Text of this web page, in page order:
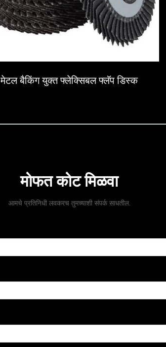
मेटल बैकिंग युक्त फ्लेक्सिबल फ्लॅप डिस्क
मोफत कोट मिळवा
आमचे प्रतिनिधी लवकरच तुमच्याशी संपर्क साधतील.